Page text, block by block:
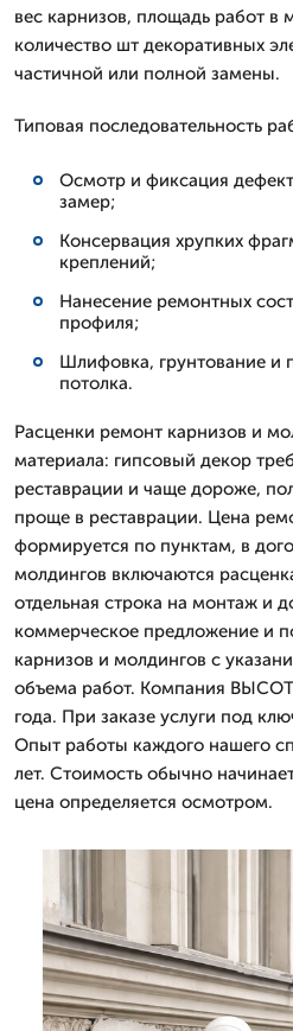
вес карнизов, площадь работ в
количество шт декоративных
частичной или полной замены.
Типовая последовательность
Осмотр и фиксация
замер;
Консервация хрупких
креплений;
Нанесение ремонтных
профиля;
Шлифовка, грунтование и
потолка.
Расценки ремонт карнизов и
материала: гипсовый декор
реставрации и чаще дороже,
проще в реставрации. Цена
формируется по пунктам, в
молдингов включаются
отдельная строка на монтаж и
коммерческое предложение и
карнизов и молдингов с
объема работ. Компания
года. При заказе услуги под
Опыт работы каждого нашего
лет. Стоимость обычно
цена определяется осмотром.